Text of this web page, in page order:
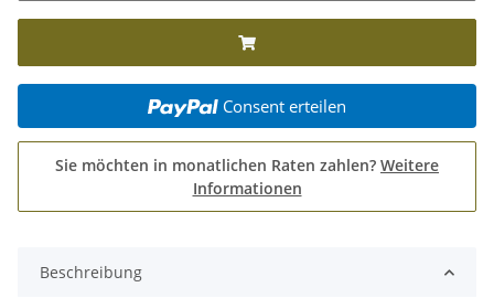
Consent erteilen
Sie möchten in monatlichen Raten zahlen? Weitere
Informationen
Beschreibung